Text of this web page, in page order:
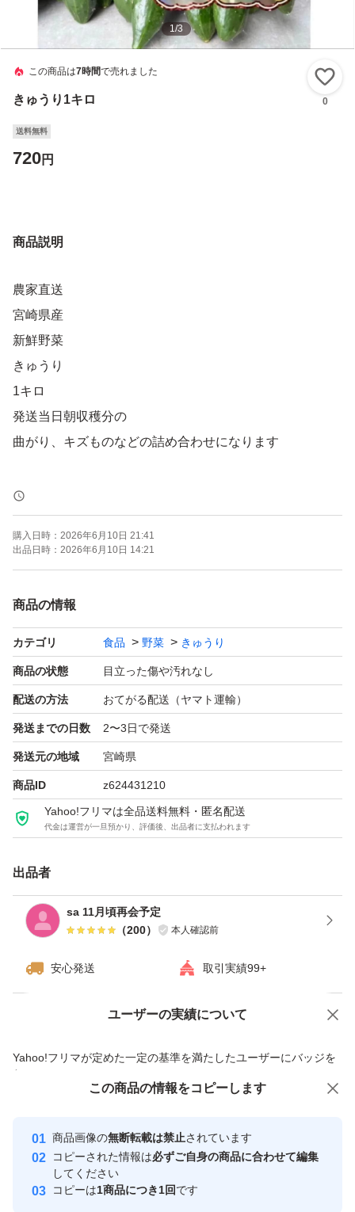
1/3
この商品は7時間で売れました
きゅうり1キロ 0
送料無料
720円
商品説明
農家直送
宮崎県産
新鮮野菜
きゅうり
1キロ
発送当日朝収穫分の
曲がり、キズものなどの詰め合わせになります
発送する当日
朝収穫したきゅうりを発送いたします
新鮮なきゅうりをどうぞ
ポストに投函です。
キロ数を測り発送致します
箱込の重さになりますのでご了承ください
画像はあくまで例えになります
その日により作物の状態が異なる事から
太め、ずんぐり、色ムラ、傷あり品が含まれます
味は変わりませんので御安心ください
発送後のトラブルに関しましては責任を負いかねますので
宮崎県産 きゅうり 胡瓜 キュウリ 野菜 作物 果物 贈り物 プ
レゼント 居酒屋 業務用 食べ物 レトルト インスタント
購入日時： 2026年6月10日 21:41
出品日時： 2026年6月10日 14:21
商品の情報
カテゴリ 食品 野菜 きゅうり
商品の状態 目立った傷や汚れなし
配送の方法 おてがる配送（ヤマト運輸）
発送までの日数 2〜3日で発送
発送元の地域 宮崎県
商品ID z624431210
Yahoo!フリマは全品送料無料・匿名配送
代金は運営が一旦預かり、評価後、出品者に支払われます
出品者
sa 11月頃再会予定
（200） 本人確認前
安心発送 取引実績99+
ユーザーの実績について
Yahoo!フリマが定めた一定の基準を満たしたユーザーにバッジを
付与しています
安心取引出品者
心・安全なユーザーです
取引実績
価格の相談 商品への質問
この商品の情報をコピーします
商品画像の無断転載は禁止されています
コピーされた情報は必ずご自身の商品に合わせて編集
してください
コピーは1商品につき1回です
この商品をみている人にオススメ